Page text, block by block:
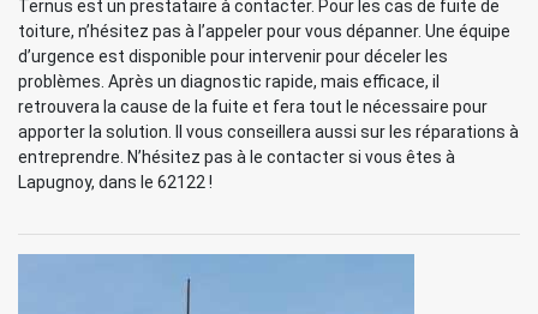
Ternus est un prestataire à contacter. Pour les cas de fuite de
toiture, n’hésitez pas à l’appeler pour vous dépanner. Une équipe
d’urgence est disponible pour intervenir pour déceler les
problèmes. Après un diagnostic rapide, mais efficace, il
retrouvera la cause de la fuite et fera tout le nécessaire pour
apporter la solution. Il vous conseillera aussi sur les réparations à
entreprendre. N’hésitez pas à le contacter si vous êtes à
Lapugnoy, dans le 62122 !